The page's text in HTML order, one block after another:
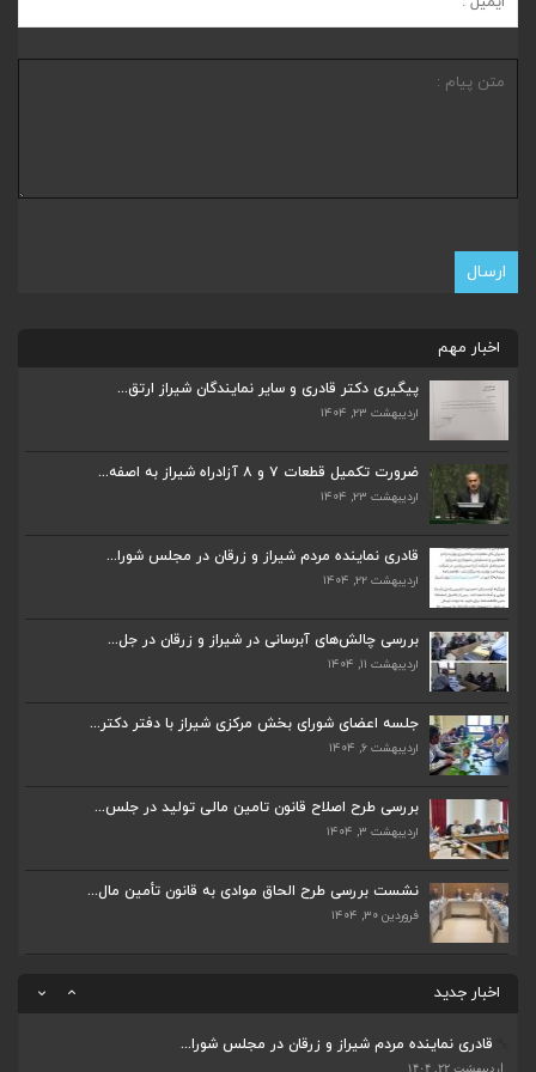
اخبار مهم
پیگیری دکتر قادری و سایر نمایندگان شیراز ارتق...
اردیبهشت ۲۳, ۱۴۰۴
ضرورت تکمیل قطعات ۷ و ۸ آزادراه شیراز به اصفه...
اردیبهشت ۲۳, ۱۴۰۴
قادری نماینده مردم شیراز و زرقان در مجلس شورا...
اردیبهشت ۲۲, ۱۴۰۴
بررسی چالش‌های آبرسانی در شیراز و زرقان در جل...
اردیبهشت ۱۱, ۱۴۰۴
جلسه اعضای شورای بخش مرکزی شیراز با دفتر دکتر...
اردیبهشت ۶, ۱۴۰۴
بررسی طرح اصلاح قانون تامین مالی تولید در جلس...
اردیبهشت ۳, ۱۴۰۴
نشست بررسی طرح الحاق موادی به قانون تأمین مال...
فروردین ۳۰, ۱۴۰۴
اخبار جدید
ضرورت تکمیل قطعات ۷ و ۸ آزادراه شیراز به اصفه...
قادری نماینده مردم شیراز و زرقان در مجلس شورا...
بررسی چالش‌های آبرسانی در شیراز و زرقان در جل...
جلسه اعضای شورای بخش مرکزی شیراز با دفتر دکتر...
اردیبهشت ۶, ۱۴۰۴
پیگیری دکتر قادری و سایر نمایندگان شیراز ارتق...
اردیبهشت ۲۳, ۱۴۰۴
قادری نماینده مردم شیراز و زرقان در مجلس شورا...
اردیبهشت ۲۲, ۱۴۰۴